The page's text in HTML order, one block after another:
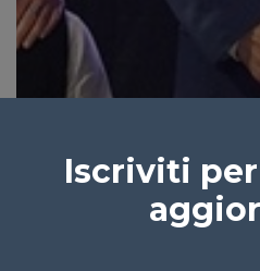
Iscriviti